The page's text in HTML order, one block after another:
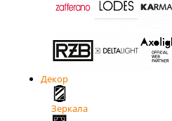
Декор
Зеркала